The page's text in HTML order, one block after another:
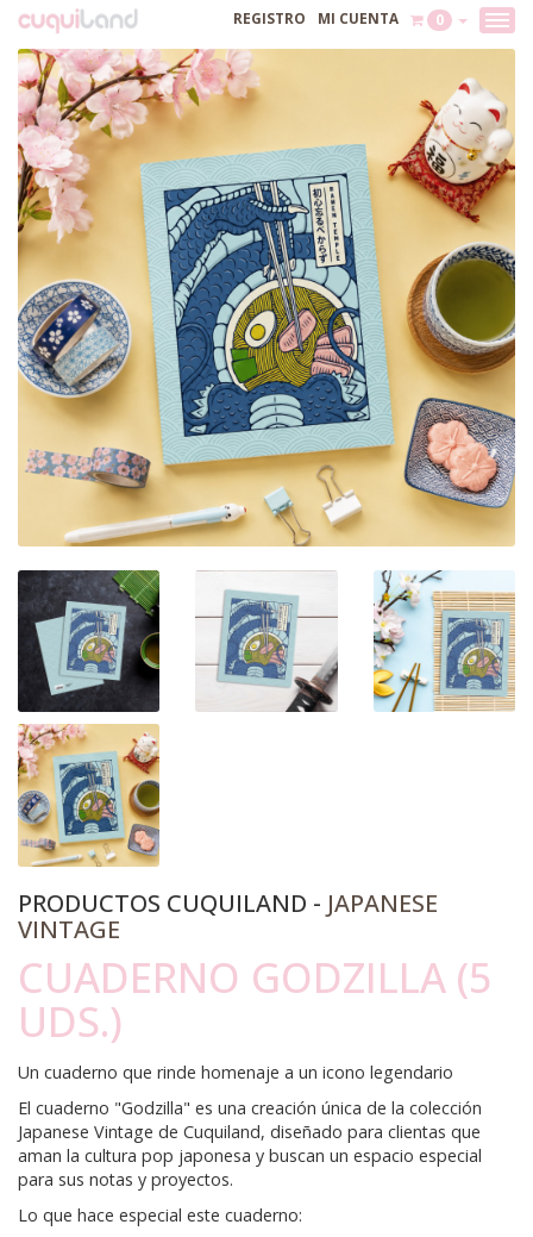
REGISTRO MI CUENTA 0
PRODUCTOS CUQUILAND - JAPANESE
VINTAGE
CUADERNO GODZILLA (5
UDS.)
Un cuaderno que rinde homenaje a un icono legendario
El cuaderno "Godzilla" es una creación única de la colección
Japanese Vintage de Cuquiland, diseñado para clientas que
aman la cultura pop japonesa y buscan un espacio especial
para sus notas y proyectos.
Lo que hace especial este cuaderno: